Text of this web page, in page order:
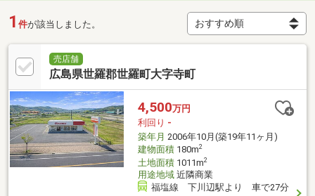
1 件が該当しました。
売店舗
広島県世羅郡世羅町大字寺町
4,500万円
利回り -
築年月 2006年10月(築19年11ヶ月)
建物面積180m2
土地面積1011m2
用途地域近隣商業
福塩線 下川辺駅より 車で27分